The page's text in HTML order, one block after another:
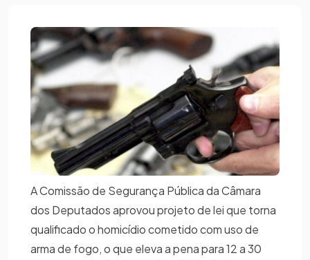
A Comissão de Segurança Pública da Câmara
dos Deputados aprovou projeto de lei que torna
qualificado o homicídio cometido com uso de
arma de fogo, o que eleva a pena para 12 a 30